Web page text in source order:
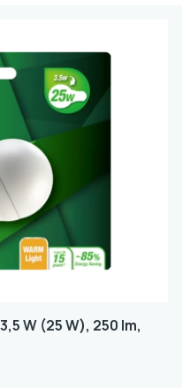
W (25 W), 250 lm,